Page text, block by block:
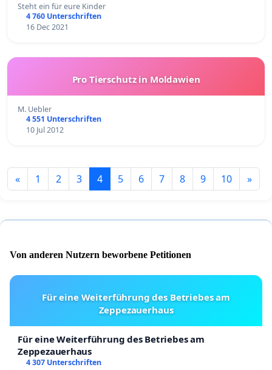
Steht ein für eure Kinder
4 760 Unterschriften
16 Dec 2021
Pro Tierschutz in Moldawien
M. Uebler
4 551 Unterschriften
10 Jul 2012
« 1 2 3 4 5 6 7 8 9 10 »
Von anderen Nutzern beworbene Petitionen
Für eine Weiterführung des Betriebes am
Zeppezauerhaus
Für eine Weiterführung des Betriebes am
Zeppezauerhaus
4 307 Unterschriften